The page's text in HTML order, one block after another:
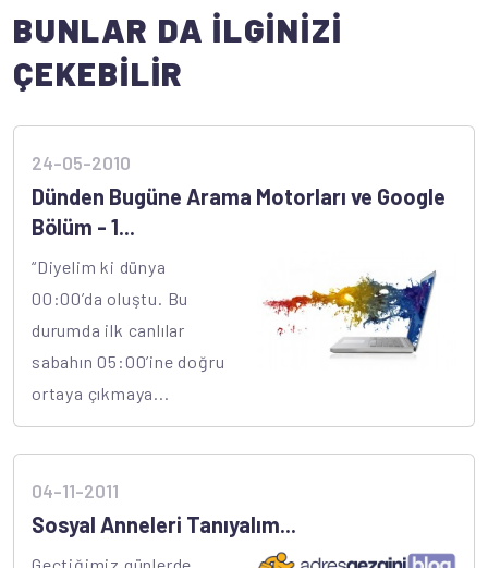
BUNLAR DA İLGİNİZİ
ÇEKEBİLİR
24-05-2010
Dünden Bugüne Arama Motorları ve Google
Bölüm - 1...
“Diyelim ki dünya
00:00’da oluştu. Bu
durumda ilk canlılar
sabahın 05:00’ine doğru
ortaya çıkmaya...
04-11-2011
Sosyal Anneleri Tanıyalım...